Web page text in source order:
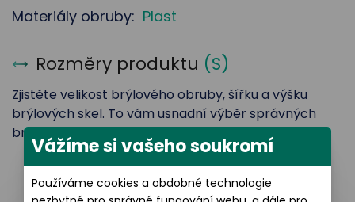
Materiály obruby: Plast
Rozměry produktu (S)
Zjistěte velikost brýlového obruby, šířku a výšku
brýlových skel. To vám usnadní výběr správných
brýlí.
Šířka brýlového skla: 42 mm
Vážíme si vašeho soukromí
Používáme cookies a obdobné technologie